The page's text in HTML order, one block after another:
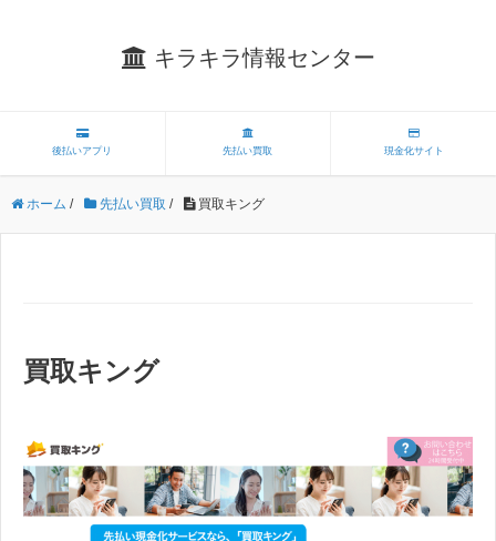
キラキラ情報センター
後払いアプリ 先払い買取 現金化サイト
ホーム / 先払い買取 / 買取キング
買取キング